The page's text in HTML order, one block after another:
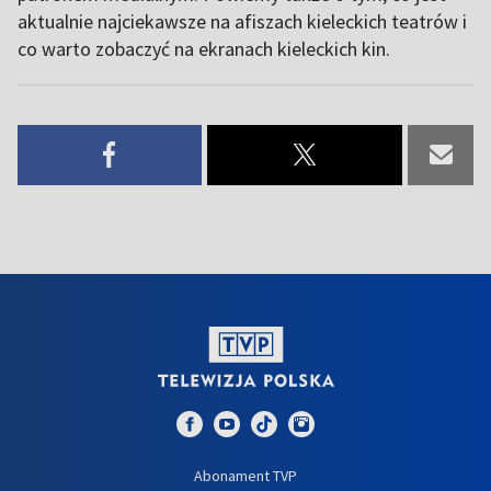
aktualnie najciekawsze na afiszach kieleckich teatrów i
co warto zobaczyć na ekranach kieleckich kin.
Abonament TVP